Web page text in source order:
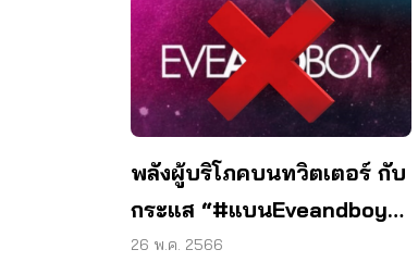
พลังผู้บริโภคบนทวิตเตอร์ กับ
กระแส “#แบนEveandboy”
สภาผู้บริโภคชง สคบ. กำกับ
26 พ.ค. 2566